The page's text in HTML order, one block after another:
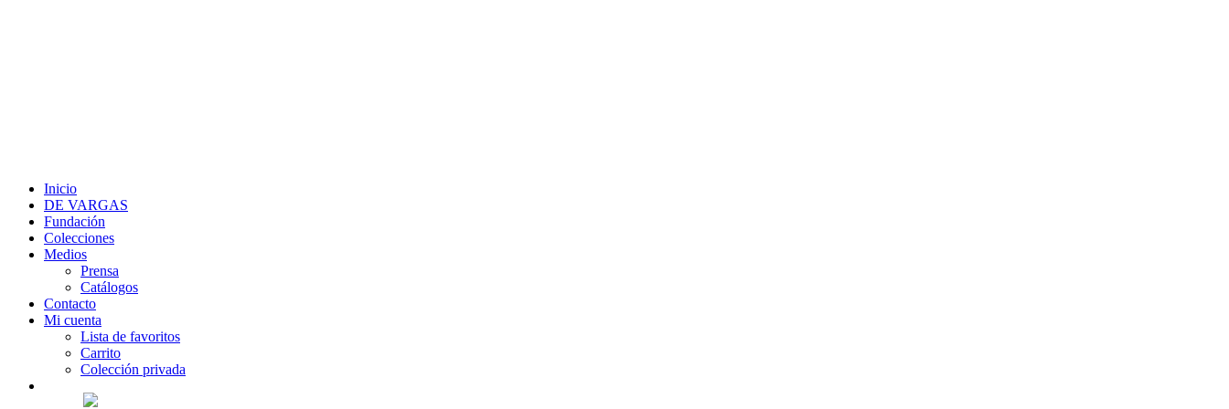
Inicio
DE VARGAS
Fundación
Colecciones
Medios
Prensa
Catálogos
Contacto
Mi cuenta
Lista de favoritos
Carrito
Colección privada